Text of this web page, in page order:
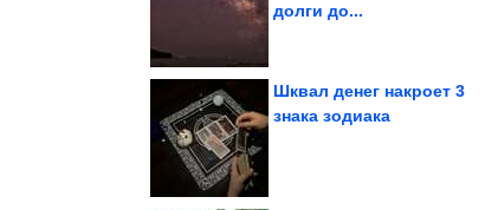
долги до...
Шквал денег накроет 3
знака зодиака